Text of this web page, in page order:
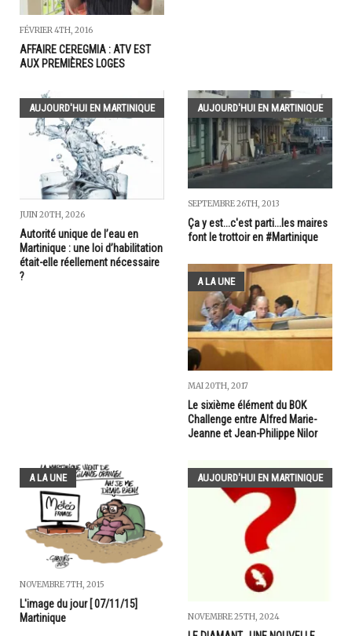
FÉVRIER 4TH, 2016
AFFAIRE CEREGMIA : ATV EST
AUX PREMIÈRES LOGES
AUJOURD'HUI EN MARTINIQUE
JUIN 20TH, 2026
Autorité unique de l’eau en
Martinique : une loi d’habilitation
était-elle réellement nécessaire
?
AUJOURD'HUI EN MARTINIQUE
SEPTEMBRE 26TH, 2013
Ça y est...c'est parti...les maires
font le trottoir en #Martinique
A LA UNE
MAI 20TH, 2017
Le sixième élément du BOK
Challenge entre Alfred Marie-
Jeanne et Jean-Philippe Nilor
A LA UNE
NOVEMBRE 7TH, 2015
L'image du jour [ 07/11/15]
Martinique
AUJOURD'HUI EN MARTINIQUE
NOVEMBRE 25TH, 2024